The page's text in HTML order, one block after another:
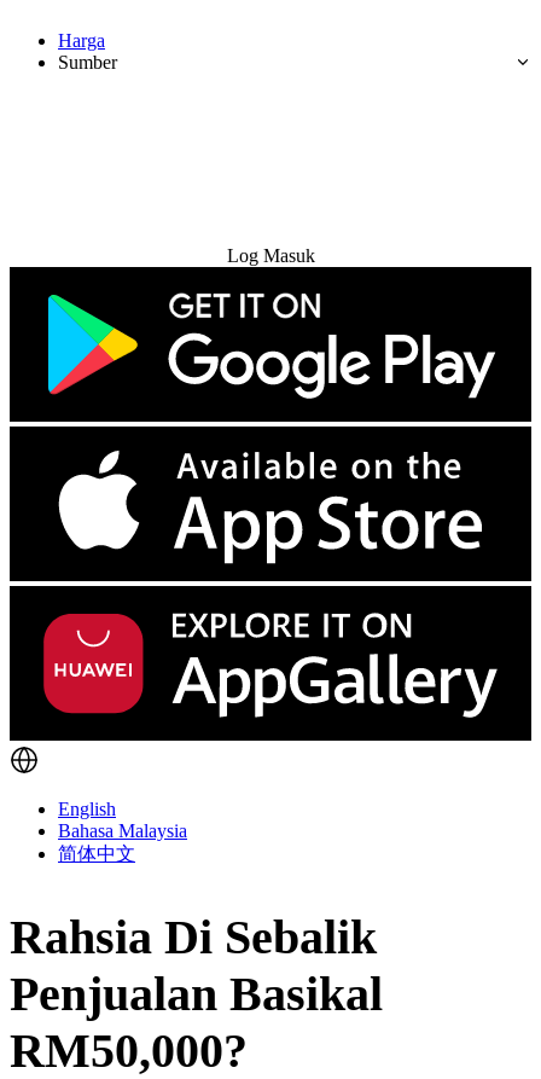
Harga
Sumber
Log Masuk
English
Bahasa Malaysia
简体中文
Rahsia Di Sebalik
Penjualan Basikal
RM50,000?